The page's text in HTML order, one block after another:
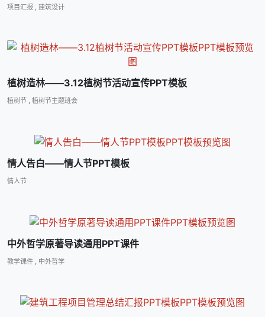
项目汇报 , 建筑设计
植树造林――3.12植树节活动宣传PPT模板
植树节 , 植树节主题班会
情人告白――情人节PPT模板
情人节
中外哲学原著导读通用PPT课件
教学课件 中外哲学